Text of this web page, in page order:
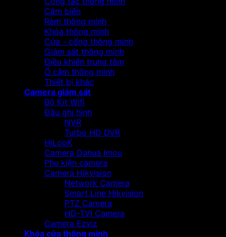
Cảm biến
Rèm thông minh
Khóa thông minh
Cửa - cổng thông minh
Giám sát thông minh
Điều khiển trung tâm
Ổ cắm thông minh
Thiết bị khác
Camera giám sát
Bộ Kit Wifi
Đầu ghi hình
NVR
Turbo HD DVR
HiLooK
Camera Dahua Imou
Phụ kiện camera
Camera Hikvision
Network Camera
Smart Line Hikvision
PTZ Camera
HD-TVI Camera
Camera Ezviz
Khóa cửa thông minh